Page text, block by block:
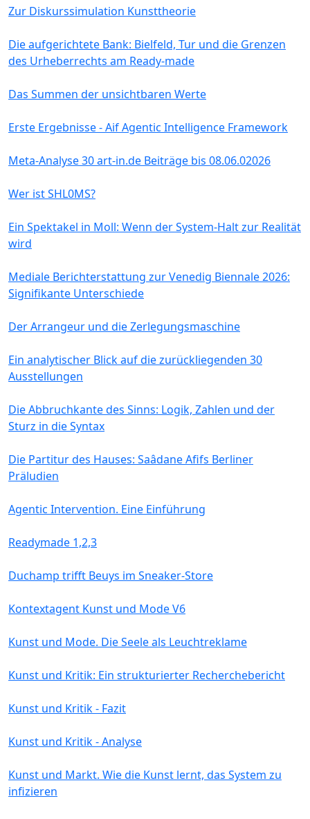
Zur Diskurssimulation Kunsttheorie
Die aufgerichtete Bank: Bielfeld, Tur und die Grenzen
des Urheberrechts am Ready-made
Das Summen der unsichtbaren Werte
Erste Ergebnisse - Aif Agentic Intelligence Framework
Meta-Analyse 30 art-in.de Beiträge bis 08.06.02026
Wer ist SHL0MS?
Ein Spektakel in Moll: Wenn der System-Halt zur Realität
wird
Mediale Berichterstattung zur Venedig Biennale 2026:
Signifikante Unterschiede
Der Arrangeur und die Zerlegungsmaschine
Ein analytischer Blick auf die zurückliegenden 30
Ausstellungen
Die Abbruchkante des Sinns: Logik, Zahlen und der
Sturz in die Syntax
Die Partitur des Hauses: Saâdane Afifs Berliner
Präludien
Agentic Intervention. Eine Einführung
Readymade 1,2,3
Duchamp trifft Beuys im Sneaker-Store
Kontextagent Kunst und Mode V6
Kunst und Mode. Die Seele als Leuchtreklame
Kunst und Kritik: Ein strukturierter Recherchebericht
Kunst und Kritik - Fazit
Kunst und Kritik - Analyse
Kunst und Markt. Wie die Kunst lernt, das System zu
infizieren